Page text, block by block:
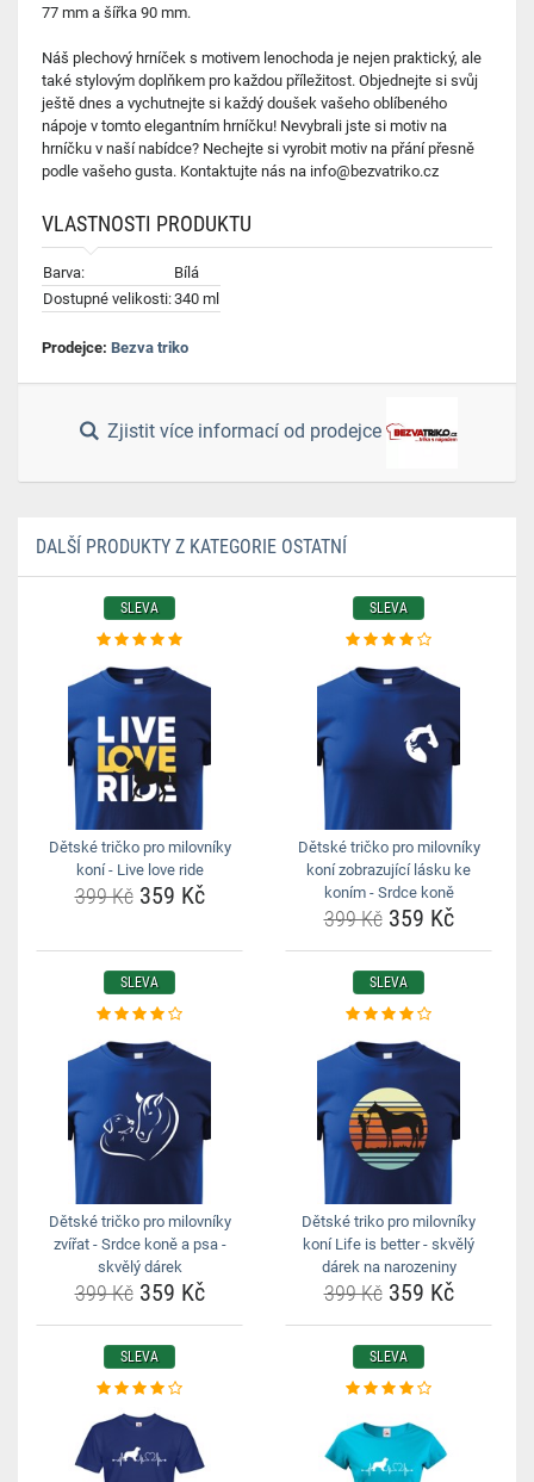
77 mm a šířka 90 mm.
Náš plechový hrníček s motivem lenochoda je nejen praktický, ale
také stylovým doplňkem pro každou příležitost. Objednejte si svůj
ještě dnes a vychutnejte si každý doušek vašeho oblíbeného
nápoje v tomto elegantním hrníčku! Nevybrali jste si motiv na
hrníčku v naší nabídce? Nechejte si vyrobit motiv na přání přesně
podle vašeho gusta. Kontaktujte nás na info@bezvatriko.cz
VLASTNOSTI PRODUKTU
Barva:
Bílá
Dostupné velikosti:340 ml
Prodejce: Bezva triko
Zjistit více informací od prodejce
DALŠÍ PRODUKTY Z KATEGORIE OSTATNÍ
SLEVA
Dětské tričko pro milovníky
koní - Live love ride
399 Kč359 Kč
SLEVA
Dětské tričko pro milovníky
koní zobrazující lásku ke
koním - Srdce koně
399 Kč359 Kč
SLEVA
Dětské tričko pro milovníky
zvířat - Srdce koně a psa -
skvělý dárek
399 Kč359 Kč
SLEVA
Dětské triko pro milovníky
koní Life is better - skvělý
dárek na narozeniny
399 Kč359 Kč
SLEVA SLEVA